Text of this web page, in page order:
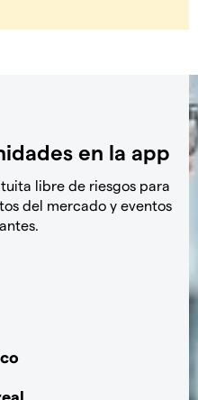
en la app
libre de riesgos para
del mercado y eventos